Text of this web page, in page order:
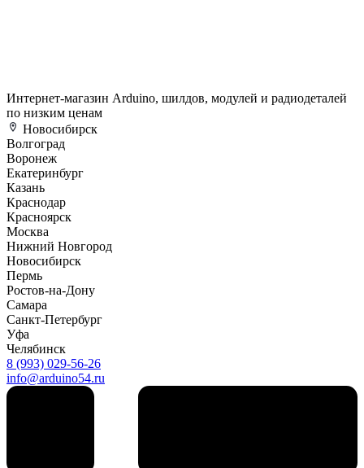
Интернет-магазин Arduino, шилдов, модулей и радиодеталей
по низким ценам
Новосибирск
Волгоград
Воронеж
Екатеринбург
Казань
Краснодар
Красноярск
Москва
Нижний Новгород
Новосибирск
Пермь
Ростов-на-Дону
Самара
Санкт-Петербург
Уфа
Челябинск
8 (993) 029-56-26
info@arduino54.ru